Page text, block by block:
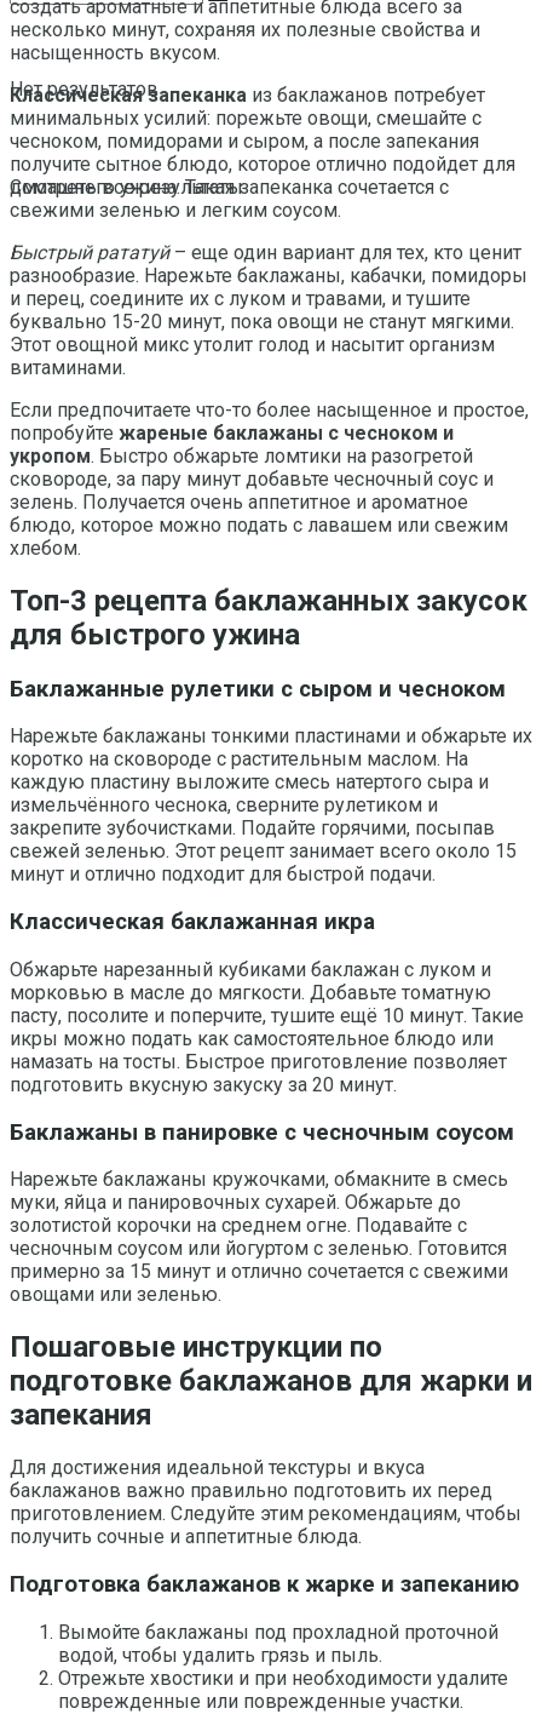
Нет результатов
Смотреть все результаты
создать ароматные и аппетитные блюда всего за
несколько минут, сохраняя их полезные свойства и
насыщенность вкусом.
Классическая запеканка из баклажанов потребует
минимальных усилий: порежьте овощи, смешайте с
чесноком, помидорами и сыром, а после запекания
получите сытное блюдо, которое отлично подойдет для
домашнего ужина. Такая запеканка сочетается с
свежими зеленью и легким соусом.
Быстрый рататуй– еще один вариант для тех, кто ценит
разнообразие. Нарежьте баклажаны, кабачки, помидоры
и перец, соедините их с луком и травами, и тушите
буквально 15-20 минут, пока овощи не станут мягкими.
Этот овощной микс утолит голод и насытит организм
витаминами.
Если предпочитаете что-то более насыщенное и простое,
попробуйте жареные баклажаны с чесноком и
укропом. Быстро обжарьте ломтики на разогретой
сковороде, за пару минут добавьте чесночный соус и
зелень. Получается очень аппетитное и ароматное
блюдо, которое можно подать с лавашем или свежим
хлебом.
Топ-3 рецепта баклажанных закусок
для быстрого ужина
Баклажанные рулетики с сыром и чесноком
Нарежьте баклажаны тонкими пластинами и обжарьте их
коротко на сковороде с растительным маслом. На
каждую пластину выложите смесь натертого сыра и
измельчённого чеснока, сверните рулетиком и
закрепите зубочистками. Подайте горячими, посыпав
свежей зеленью. Этот рецепт занимает всего около 15
минут и отлично подходит для быстрой подачи.
Классическая баклажанная икра
Обжарьте нарезанный кубиками баклажан с луком и
морковью в масле до мягкости. Добавьте томатную
пасту, посолите и поперчите, тушите ещё 10 минут. Такие
икры можно подать как самостоятельное блюдо или
намазать на тосты. Быстрое приготовление позволяет
подготовить вкусную закуску за 20 минут.
Баклажаны в панировке с чесночным соусом
Нарежьте баклажаны кружочками, обмакните в смесь
муки, яйца и панировочных сухарей. Обжарьте до
золотистой корочки на среднем огне. Подавайте с
чесночным соусом или йогуртом с зеленью. Готовится
примерно за 15 минут и отлично сочетается с свежими
овощами или зеленью.
Пошаговые инструкции по
подготовке баклажанов для жарки и
запекания
Для достижения идеальной текстуры и вкуса
баклажанов важно правильно подготовить их перед
приготовлением. Следуйте этим рекомендациям, чтобы
получить сочные и аппетитные блюда.
Подготовка баклажанов к жарке и запеканию
Вымойте баклажаны под прохладной проточной
водой, чтобы удалить грязь и пыль.
Отрежьте хвостики и при необходимости удалите
поврежденные или поврежденные участки.